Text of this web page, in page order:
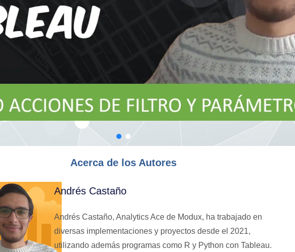
Acerca de los Autores
Andrés Castaño
Andrés Castaño, Analytics Ace de Modux, ha trabajado en
diversas implementaciones y proyectos desde el 2021,
utilizando además programas como R y Python con Tableau.